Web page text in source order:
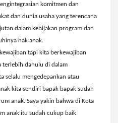
komitmen dan
dan dunia usaha yang terencana
dalam kebijakan program dan
hak anak.
tapi kita berkewajiban
terlebih dahulu di dalam
selalu mengedepankan atau
kita sendiri bapak-bapak sudah
anak. Saya yakin bahwa di Kota
anak itu sudah cukup baik